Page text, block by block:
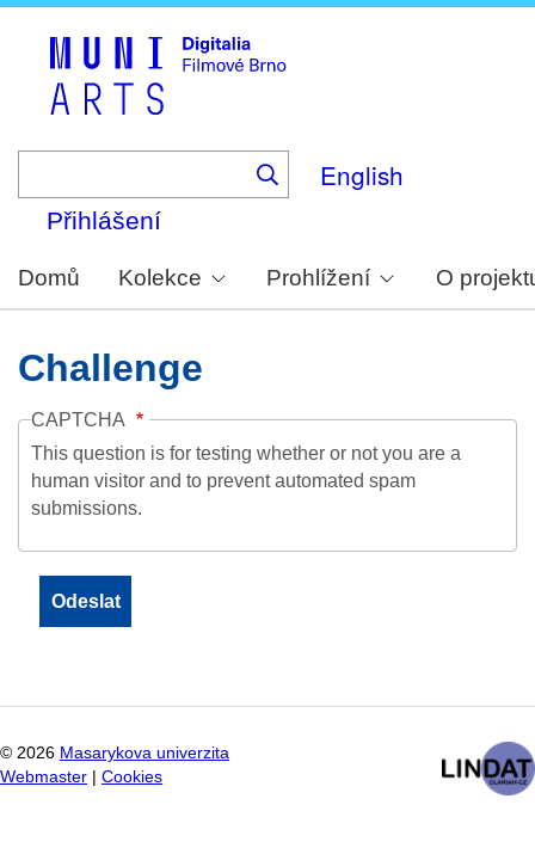
English
Přihlášení
Domů Kolekce Prohlížení O
Challenge
CAPTCHA
This question is for testing whether or not you are a
human visitor and to prevent automated spam
submissions.
© 2026 Masarykova univerzita
Webmaster
Cookies